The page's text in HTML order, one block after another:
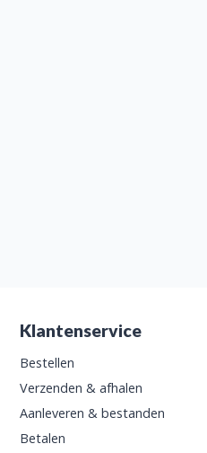
Klantenservice
Bestellen
Verzenden & afhalen
Aanleveren & bestanden
Betalen